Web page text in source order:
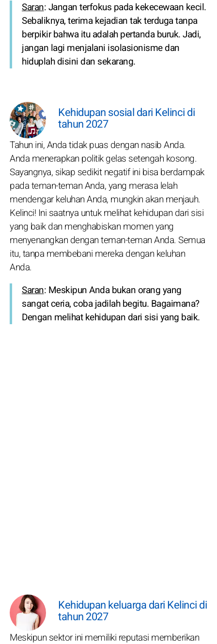
Saran: Jangan terfokus pada kekecewaan kecil.
Sebaliknya, terima kejadian tak terduga tanpa
berpikir bahwa itu adalah pertanda buruk. Jadi,
jangan lagi menjalani isolasionisme dan
hiduplah disini dan sekarang.
Kehidupan sosial dari Kelinci di
tahun 2027
Tahun ini, Anda tidak puas dengan nasib Anda.
Anda menerapkan politik gelas setengah kosong.
Sayangnya, sikap sedikit negatif ini bisa berdampak
pada teman-teman Anda, yang merasa lelah
mendengar keluhan Anda, mungkin akan menjauh.
Kelinci! Ini saatnya untuk melihat kehidupan dari sisi
yang baik dan menghabiskan momen yang
menyenangkan dengan teman-teman Anda. Semua
itu, tanpa membebani mereka dengan keluhan
Anda.
Saran: Meskipun Anda bukan orang yang
sangat ceria, coba jadilah begitu. Bagaimana?
Dengan melihat kehidupan dari sisi yang baik.
Kehidupan keluarga dari Kelinci di
tahun 2027
Meskipun sektor ini memiliki reputasi memberikan